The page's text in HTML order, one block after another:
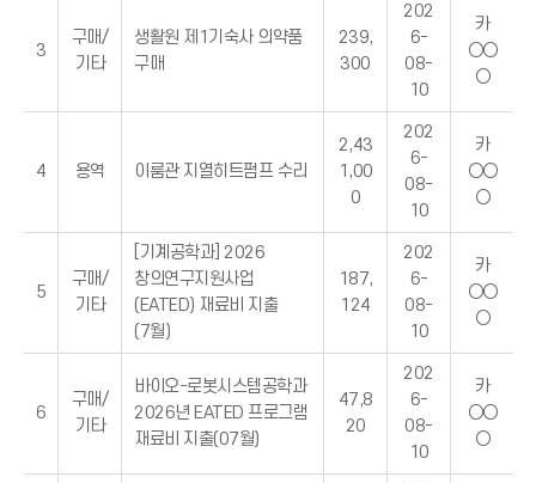
3
구매/
기타
생활원 제1기숙사 의약품
구매
239,
300
202
6-
08-
10
카
○○
○
4 용역 이룸관 지열히트펌프 수리
2,43
1,00
0
202
6-
08-
10
카
○○
○
5
구매/
기타
[기계공학과] 2026
창의연구지원사업
(EATED) 재료비 지출
(7월)
187,
124
202
6-
08-
10
카
○○
○
6
구매/
기타
바이오-로봇시스템공학과
2026년 EATED 프로그램
재료비 지출(07월)
47,8
20
202
6-
08-
10
카
○○
○